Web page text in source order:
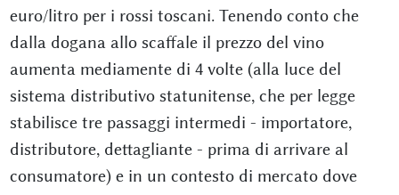
euro/litro per i rossi toscani. Tenendo conto che
dalla dogana allo scaffale il prezzo del vino
aumenta mediamente di 4 volte (alla luce del
sistema distributivo statunitense, che per legge
stabilisce tre passaggi intermedi - importatore,
distributore, dettagliante - prima di arrivare al
consumatore) e in un contesto di mercato dove